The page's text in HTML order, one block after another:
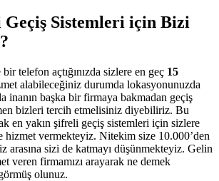
Geçiş Sistemleri için Bizi
telefon açtığınızda sizlere en geç 15
alabileceğiniz durumda lokasyonunuzda
inanın başka bir firmaya bakmadan geçiş
bizleri tercih etmelisiniz diyebiliriz. Bu
en yakın şifreli geçiş sistemleri için sizlere
hizmet vermekteyiz. Nitekim size 10.000’den
arasına sizi de katmayı düşünmekteyiz. Gelin
veren firmamızı arayarak ne demek
olunuz.